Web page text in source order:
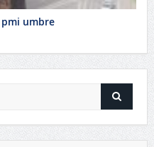
umbre